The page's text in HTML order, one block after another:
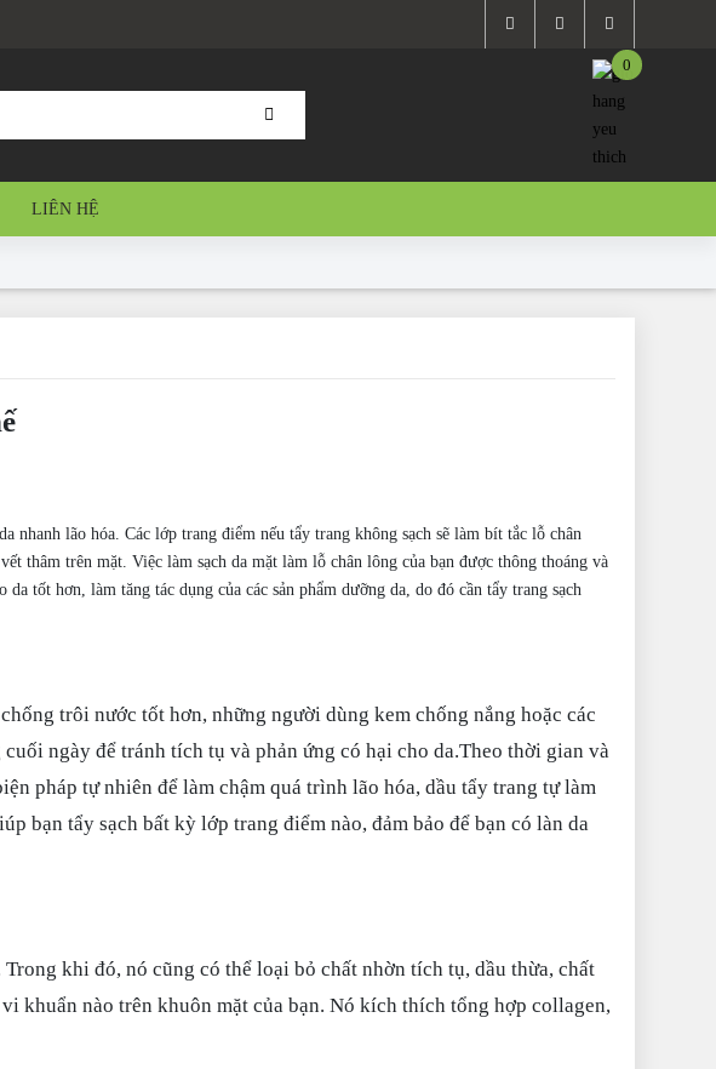
0
LIÊN HỆ
lão hóa. Các lớp trang điểm nếu tẩy trang không sạch sẽ làm bít tắc lỗ chân
thâm trên mặt. Việc làm sạch da mặt làm lỗ chân lông của bạn được thông thoáng và
tốt hơn, làm tăng tác dụng của các sản phẩm dưỡng da, do đó cần tẩy trang sạch
trôi nước tốt hơn, những người dùng kem chống nắng hoặc các
ngày để tránh tích tụ và phản ứng có hại cho da.Theo thời gian và
pháp tự nhiên để làm chậm quá trình lão hóa, dầu tẩy trang tự làm
bạn tẩy sạch bất kỳ lớp trang điểm nào, đảm bảo để bạn có làn da
khi đó, nó cũng có thể loại bỏ chất nhờn tích tụ, dầu thừa, chất
khuẩn nào trên khuôn mặt của bạn. Nó kích thích tổng hợp collagen,